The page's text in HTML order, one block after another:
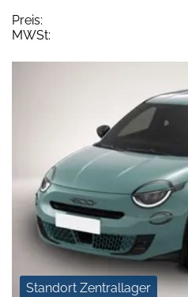
Preis:
MWSt:
Standort Zentrallager